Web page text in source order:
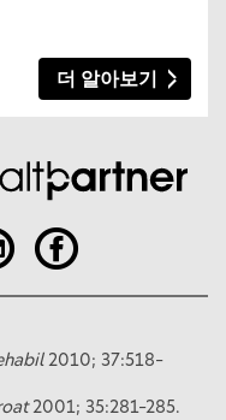
더 알아보기
2010; 37:518–
2001; 35:281–285.